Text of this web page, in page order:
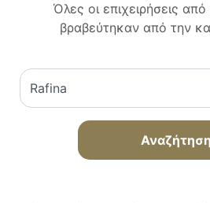
Όλες οι επιχειρήσεις
βραβεύτηκαν από την
Αναζήτηση